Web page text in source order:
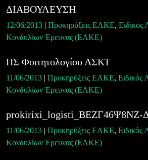
ΔΙΑΒΟΥΛΕΥΣΗ
12/06/2013 | Προκηρύξεις ΕΛΚΕ, Ειδικός
Κονδυλίων Έρευνας (ΕΛΚΕ)
ΠΣ Φοιτητολογίου ΑΣΚΤ
11/06/2013 | Προκηρύξεις ΕΛΚΕ, Ειδικός
Κονδυλίων Έρευνας (ΕΛΚΕ)
prokirixi_logisti_ΒΕΖΓ46Ψ8ΝΖ-
11/06/2013 | Προκηρύξεις ΕΛΚΕ, Ειδικός
Κονδυλίων Έρευνας (ΕΛΚΕ)